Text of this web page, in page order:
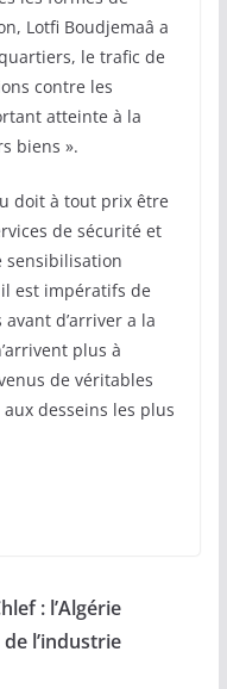
Lotfi Boudjemaâ a
le trafic de
contre les
atteinte à la
biens ».
doit à tout prix être
de sécurité et
sensibilisation
est impératifs de
d’arriver a la
plus à
de véritables
desseins les plus
: l’Algérie
l’industrie